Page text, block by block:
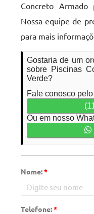
Concreto Armado
Nossa equipe de
para mais
Gostaria de um
sobre Piscinas
Verde?
Fale conosco
Ou em nosso
Nome:*
Telefone:*